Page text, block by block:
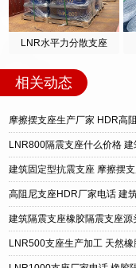
LNR水平力分散支座
相关动态